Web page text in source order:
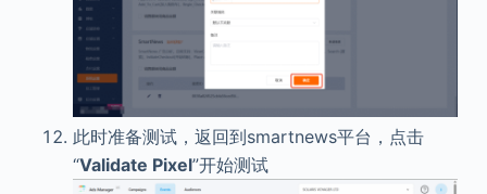
此时准备测试，返回到smartnews平台，点击
“Validate Pixel”开始测试